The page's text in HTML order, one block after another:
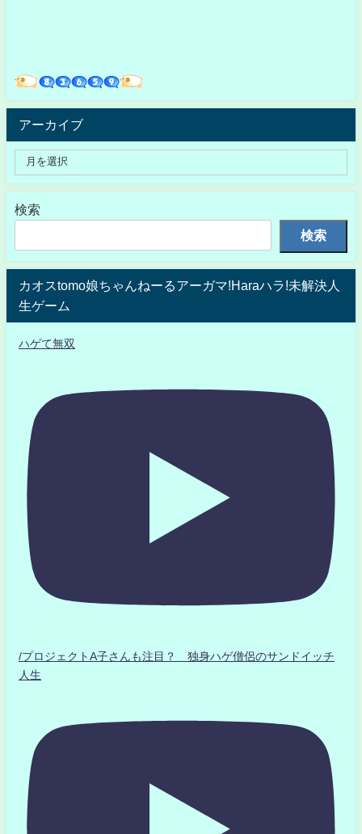
アーカイブ
検索
検索
カオスtomo娘ちゃんねーるアーガマ!Haraハラ!未解決人
生ゲーム
ハゲて無双
/プロジェクトA子さんも注目？ 独身ハゲ僧侶のサンドイッチ
人生